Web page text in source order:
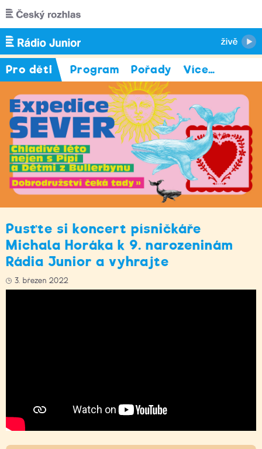
Přejít k hlavnímu obsahu
Pro děti Program Pořady Více…
Pusťte si koncert písničkáře
Michala Horáka k 9. narozeninám
Rádia Junior a vyhrajte
3. březen 2022